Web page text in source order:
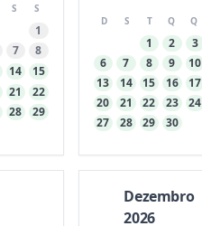
S S
1
7
8
14
15
21
22
28
29
D S T Q Q
1 2 3
6
7 8 9 10
13
14 15 16 17
20
21 22 23 24
27
28 29 30
Dezembro
2026